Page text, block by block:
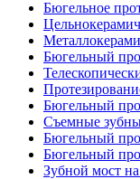
Бюгельное
Бюгельный
Бюгельный
Съемные
Бюгельный
Бюгельный
Зубной мост